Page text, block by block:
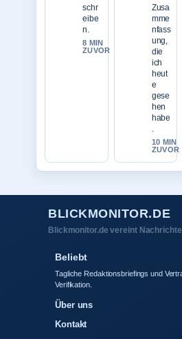
schr
eibe
n.
8 MIN
ZUVOR
Zusa
mme
nfass
ung,
die
ich
heut
e
gese
hen
habe
.
10 MIN
ZUVOR
BLICKMONITOR.DE
Blickmonitor.de vereint
Beliebt
Tagliche Redaktionsbriefings und
Verifikation.
Über uns
Kontakt